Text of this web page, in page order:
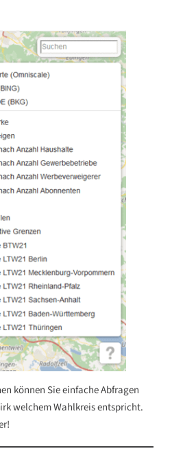
können Sie einfache Abfragen
welchem Wahlkreis entspricht.